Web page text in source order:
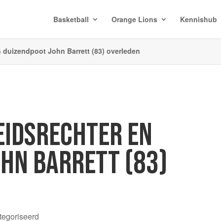
Basketball Orange Lions Kennishub
John Barrett (83) overleden
EN
BARRETT (83)